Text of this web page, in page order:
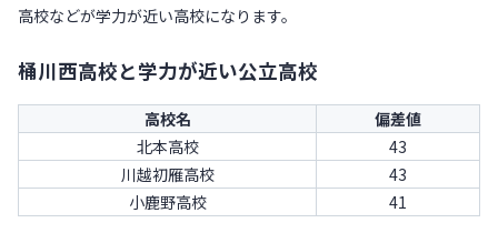
高校などが学力が近い高校になります。
桶川西高校と学力が近い公立高校
高校名
偏差値
北本高校
43
川越初雁高校
43
小鹿野高校
41